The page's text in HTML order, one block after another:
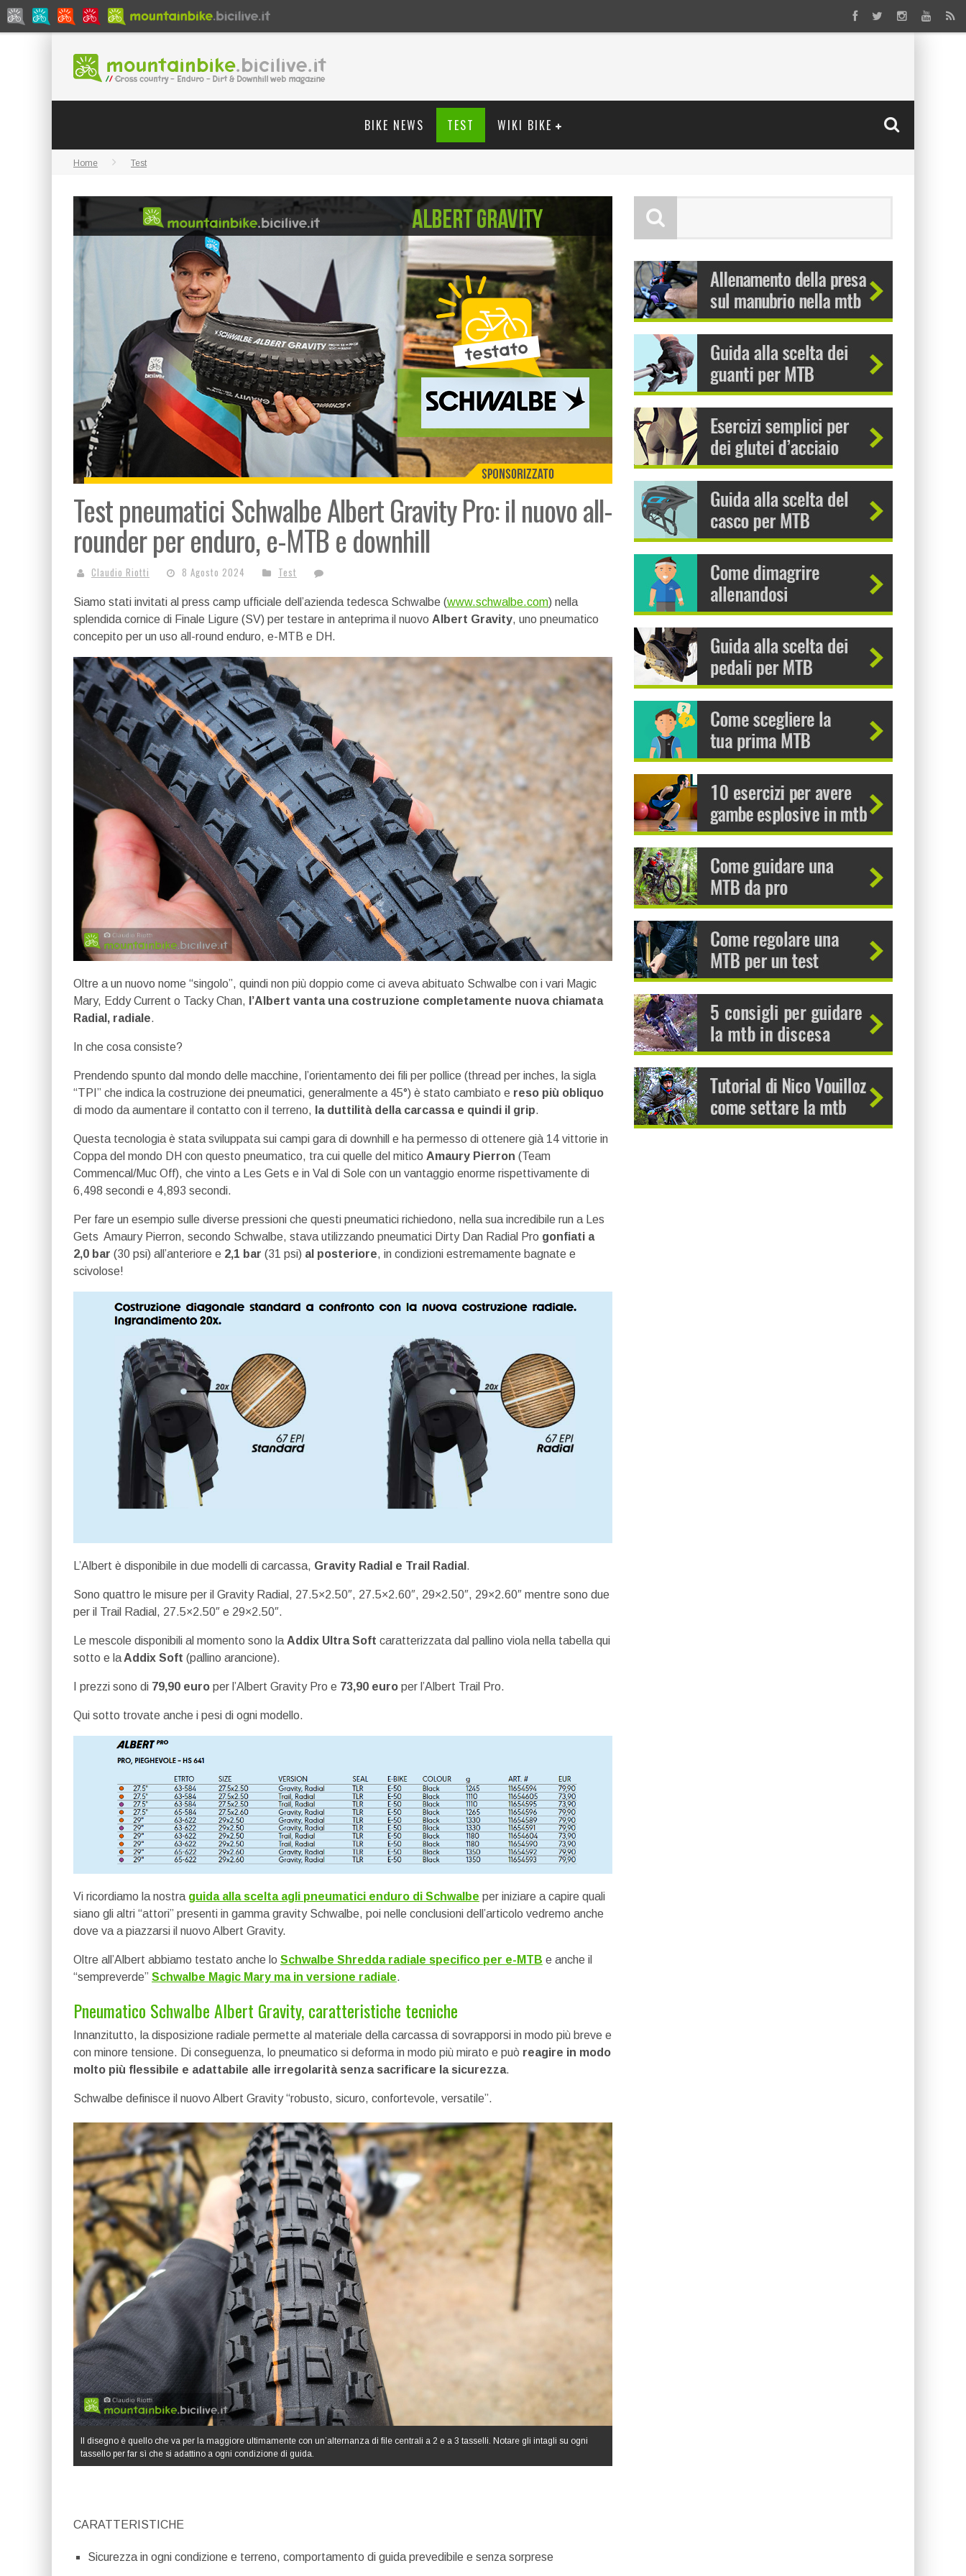
BIKE NEWS TEST WIKI BIKE
Home Test
Test pneumatici Schwalbe Albert Gravity Pro: il nuovo all-
rounder per enduro, e-MTB e downhill
Claudio Riotti 8 Agosto 2024 Test
Siamo stati invitati al press camp ufficiale dell’azienda tedesca Schwalbe (www.schwalbe.com) nella
splendida cornice di Finale Ligure (SV) per testare in anteprima il nuovo Albert Gravity, uno pneumatico
concepito per un uso all-round enduro, e-MTB e DH.
Oltre a un nuovo nome “singolo”, quindi non più doppio come ci aveva abituato Schwalbe con i vari Magic
Mary, Eddy Current o Tacky Chan,
l’Albert vanta una costruzione completamente nuova chiamata
Radial, radiale.
In che cosa consiste?
Prendendo spunto dal mondo delle macchine, l’orientamento dei fili per pollice (thread per inches, la sigla
“TPI” che indica la costruzione dei pneumatici, generalmente a 45°) è stato cambiato e reso più obliquo
di modo da aumentare il contatto con il terreno,
la duttilità della carcassa e quindi il grip.
Questa tecnologia è stata sviluppata sui campi gara di downhill e ha permesso di ottenere già 14 vittorie in
Coppa del mondo DH con questo pneumatico, tra cui quelle del mitico Amaury Pierron (Team
Commencal/Muc Off), che vinto a Les Gets e in Val di Sole con un vantaggio enorme rispettivamente di
6,498 secondi e 4,893 secondi.
Per fare un esempio sulle diverse pressioni che questi pneumatici richiedono, nella sua incredibile run a Les
Gets Amaury Pierron, secondo Schwalbe, stava utilizzando pneumatici Dirty Dan Radial Pro gonfiati a
2,0 bar (30 psi) all’anteriore e 2,1 bar (31 psi) al posteriore, in condizioni estremamente bagnate e
scivolose!
L’Albert è disponibile in due modelli di carcassa, Gravity Radial e Trail Radial .
Sono quattro le misure per il Gravity Radial, 27.5×2.50″, 27.5×2.60″, 29×2.50″, 29×2.60″ mentre sono due
per il Trail Radial, 27.5×2.50″ e 29×2.50″.
Le mescole disponibili al momento sono la Addix Ultra Soft caratterizzata dal pallino viola nella tabella qui
sotto e la Addix Soft (pallino arancione).
I prezzi sono di 79,90 euro per l’Albert Gravity Pro e 73,90 euro per l’Albert Trail Pro.
Qui sotto trovate anche i pesi di ogni modello.
Vi ricordiamo la nostra guida alla scelta agli pneumatici enduro di Schwalbe per iniziare a capire quali
siano gli altri “attori” presenti in gamma gravity Schwalbe, poi nelle conclusioni dell’articolo vedremo anche
dove va a piazzarsi il nuovo Albert Gravity.
Oltre all’Albert abbiamo testato anche lo Schwalbe Shredda radiale specifico per e-MTB e anche il
“sempreverde” Schwalbe Magic Mary ma in versione radiale.
Pneumatico Schwalbe Albert Gravity, caratteristiche tecniche
Innanzitutto, la disposizione radiale permette al materiale della carcassa di sovrapporsi in modo più breve e
con minore tensione. Di conseguenza, lo pneumatico si deforma in modo più mirato e può reagire in modo
molto più flessibile e adattabile alle irregolarità senza sacrificare la sicurezza.
Schwalbe definisce il nuovo Albert Gravity “robusto, sicuro, confortevole, versatile”.
Il disegno è quello che va per la maggiore ultimamente con un’alternanza di file centrali a 2 e a 3 tasselli. Notare gli intagli su ogni
tassello per far sì che si adattino a ogni condizione di guida.
CARATTERISTICHE
Sicurezza in ogni condizione e terreno, comportamento di guida prevedibile e senza sorprese